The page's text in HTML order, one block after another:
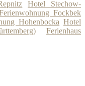
Hotel Stechow-
Fockbek
Hohenbocka Hotel
Ferienhaus